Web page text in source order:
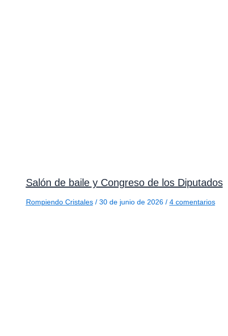
Salón de baile y Congreso de los Diputados
Rompiendo Cristales/ 30 de junio de 2026 / 4 comentarios